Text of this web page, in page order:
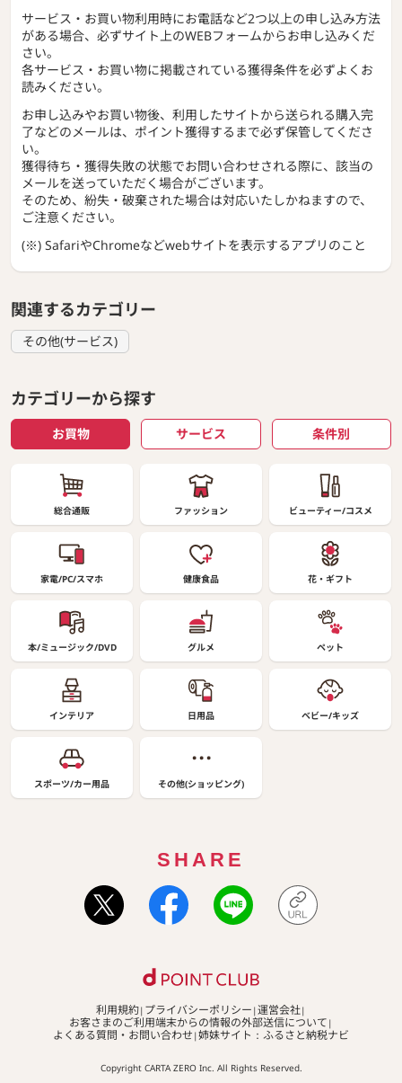
サービス・お買い物利用時にお電話など2つ以上の申し込み方法
がある場合、必ずサイト上のWEBフォームからお申し込みくだ
さい。
各サービス・お買い物に掲載されている獲得条件を必ずよくお
読みください。
お申し込みやお買い物後、利用したサイトから送られる購入完
了などのメールは、ポイント獲得するまで必ず保管してくださ
い。
獲得待ち・獲得失敗の状態でお問い合わせされる際に、該当の
メールを送っていただく場合がございます。
そのため、紛失・破棄された場合は対応いたしかねますので、
ご注意ください。
(※) SafariやChromeなどwebサイトを表示するアプリのこと
関連するカテゴリー
その他(サービス)
カテゴリーから探す
お買物 サービス 条件別
総合通販 ファッション ビューティー/コスメ
家電/PC/スマホ 健康食品 花・ギフト
本/ミュージック/DVD グルメ ペット
インテリア 日用品 ベビー/キッズ
スポーツ/カー用品 その他(ショッピング)
SHARE
利用規約 プライバシーポリシー 運営会社
お客さまのご利用端末からの情報の外部送信について
よくある質問・お問い合わせ 姉妹サイト：ふるさと納税ナビ
Copyright CARTA ZERO Inc. All Rights Reserved.